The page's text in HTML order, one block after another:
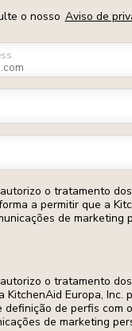
o nosso Aviso de
o tratamento
a permitir que a
de marketing
o tratamento
KitchenAid Europa, Inc.
definição de perfis com
de marketing